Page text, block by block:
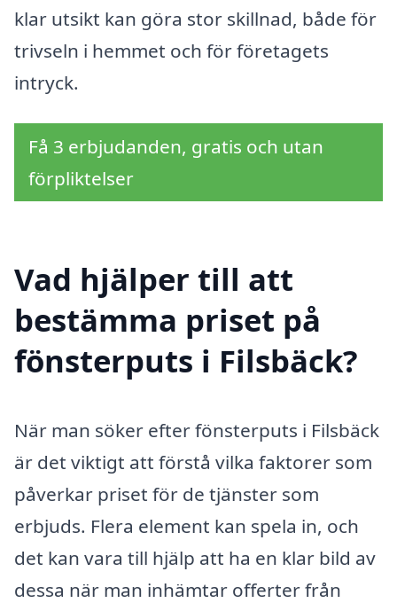
klar utsikt kan göra stor skillnad, både för
trivseln i hemmet och för företagets
intryck.
Få 3 erbjudanden, gratis och utan
förpliktelser
Vad hjälper till att
bestämma priset på
fönsterputs i Filsbäck?
När man söker efter fönsterputs i Filsbäck
är det viktigt att förstå vilka faktorer som
påverkar priset för de tjänster som
erbjuds. Flera element kan spela in, och
det kan vara till hjälp att ha en klar bild av
dessa när man inhämtar offerter från